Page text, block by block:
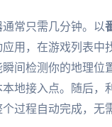
常只需几分钟。以
用，在游戏列表中
间检测你的地理位
地接入点。随后，
过程自动完成，无